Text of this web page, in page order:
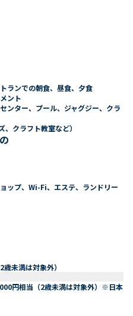
ランでの朝食、昼食、夕食
ント
ンター、プール、ジャグジー、クラ
クラフト教室など）
ップ、Wi-Fi、エステ、ランドリー
未満は対象外）
円相当（2歳未満は対象外）※日本